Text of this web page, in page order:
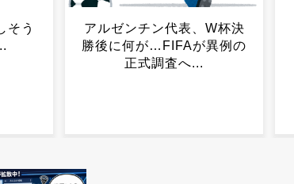
杯決
例の
【画像】美人すぎる女子レ
スラー、発見されるｗｗｗ
ｗｗ...